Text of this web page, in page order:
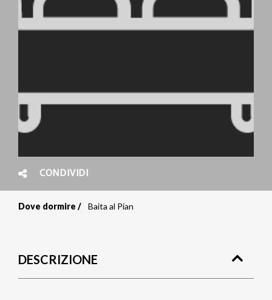
CONDIVIDI
pane
Dove dormire Baita al Pian
DESCRIZIONE